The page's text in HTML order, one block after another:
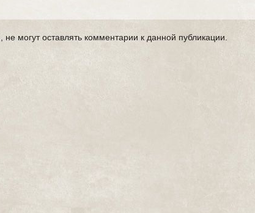
, не могут оставлять комментарии к данной публикации.